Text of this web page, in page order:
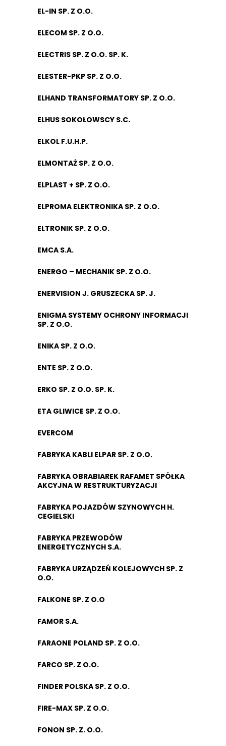
EL-IN SP. Z O.O.
ELECOM SP. Z O.O.
ELECTRIS SP. Z O.O. SP. K.
ELESTER-PKP SP. Z O.O.
ELHAND TRANSFORMATORY SP. Z O.O.
ELHUS SOKOŁOWSCY S.C.
ELKOL F.U.H.P.
ELMONTAŻ SP. Z O.O.
ELPLAST + SP. Z O.O.
ELPROMA ELEKTRONIKA SP. Z O.O.
ELTRONIK SP. Z O.O.
EMCA S.A.
ENERGO – MECHANIK SP. Z O.O.
ENERVISION J. GRUSZECKA SP. J.
ENIGMA SYSTEMY OCHRONY INFORMACJI
SP. Z O.O.
ENIKA SP. Z O.O.
ENTE SP. Z O.O.
ERKO SP. Z O.O. SP. K.
ETA GLIWICE SP. Z O.O.
EVERCOM
FABRYKA KABLI ELPAR SP. Z O.O.
FABRYKA OBRABIAREK RAFAMET SPÓŁKA
AKCYJNA W RESTRUKTURYZACJI
FABRYKA POJAZDÓW SZYNOWYCH H.
CEGIELSKI
FABRYKA PRZEWODÓW
ENERGETYCZNYCH S.A.
FABRYKA URZĄDZEŃ KOLEJOWYCH SP. Z
O.O.
FALKONE SP. Z O.O
FAMOR S.A.
FARAONE POLAND SP. Z O.O.
FARCO SP. Z O.O.
FINDER POLSKA SP. Z O.O.
FIRE-MAX SP. Z O.O.
FONON SP. Z. O.O.